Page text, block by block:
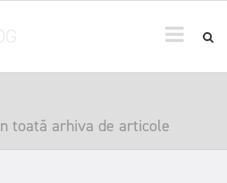
toată arhiva de articole